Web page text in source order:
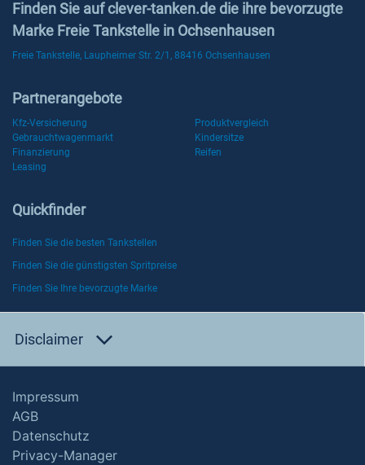
Finden Sie auf clever-tanken.de die ihre bevorzugte
Marke Freie Tankstelle in Ochsenhausen
Freie Tankstelle, Laupheimer Str. 2/1, 88416 Ochsenhausen
Partnerangebote
Kfz-Versicherung
Produktvergleich
Gebrauchtwagenmarkt
Kindersitze
Finanzierung
Reifen
Leasing
Quickfinder
Finden Sie die besten Tankstellen
Finden Sie die günstigsten Spritpreise
Finden Sie Ihre bevorzugte Marke
Disclaimer
Impressum
AGB
Datenschutz
Privacy-Manager